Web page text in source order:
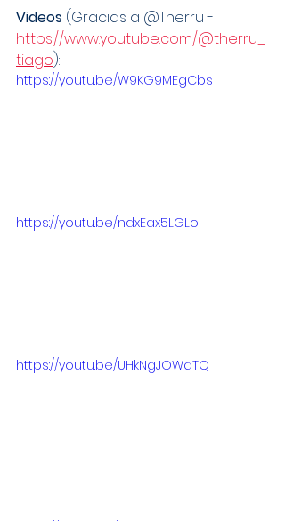
Videos (Gracias a @Therru -
https://www.youtube.com/@therru_
tiago):
https://youtu.be/W9KG9MEgCbs
https://youtu.be/ndxEax5LGLo
https://youtu.be/UHkNgJOWqTQ